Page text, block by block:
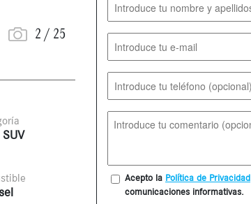
2 / 25
Acepto la Política de Privacidad
comunicaciones informativas.